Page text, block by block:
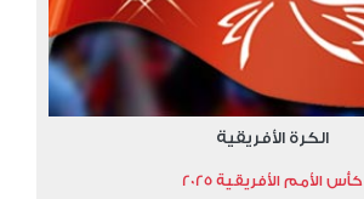
الكرة الأفريقية
كأس الأمم الأفريقية 2025